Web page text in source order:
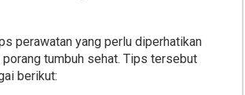
perawatan yang perlu diperhatikan
porang tumbuh sehat. Tips tersebut
berikut: